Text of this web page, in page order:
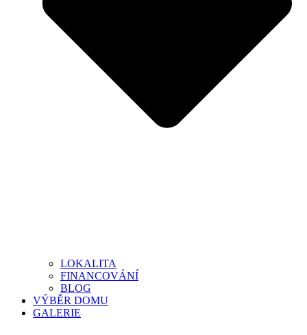
LOKALITA
FINANCOVÁNÍ
BLOG
VÝBĚR DOMU
GALERIE